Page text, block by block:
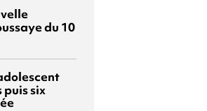
du 10
six